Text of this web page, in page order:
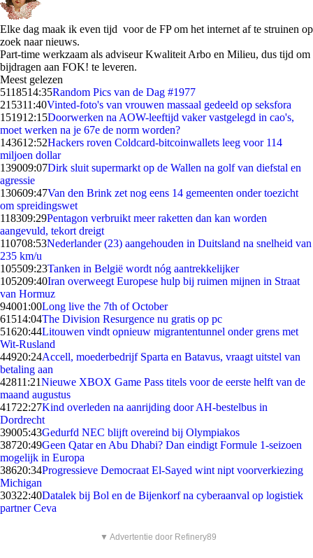
Elke dag maak ik even tijd voor de FP om het internet af te struinen op
zoek naar nieuws.
Part-time werkzaam als adviseur Kwaliteit Arbo en Milieu, dus tijd om
bijdragen aan FOK! te leveren.
Meest gelezen
5118514:35Random Pics van de Dag #1977
215311:40Vinted-foto's van vrouwen massaal gedeeld op seksfora
151912:15Doorwerken na AOW-leeftijd vaker vastgelegd in cao's,
moet werken na je 67e de norm worden?
143612:52Hackers roven Coldcard-bitcoinwallets leeg voor 114
miljoen dollar
139009:07Dirk sluit supermarkt op de Wallen na golf van diefstal en
agressie
130609:47Van den Brink zet nog eens 14 gemeenten onder toezicht
om spreidingswet
118309:29Pentagon verbruikt meer raketten dan kan worden
aangevuld, tekort dreigt
110708:53Nederlander (23) aangehouden in Duitsland na snelheid van
235 km/u
105509:23Tanken in België wordt nóg aantrekkelijker
105209:40Iran overweegt Europese hulp bij ruimen mijnen in Straat
van Hormuz
94001:00Long live the 7th of October
61514:04The Division Resurgence nu gratis op pc
51620:44Litouwen vindt opnieuw migrantentunnel onder grens met
Wit-Rusland
44920:24Accell, moederbedrijf Sparta en Batavus, vraagt uitstel van
betaling aan
42811:21Nieuwe XBOX Game Pass titels voor de eerste helft van de
maand augustus
41722:27Kind overleden na aanrijding door AH-bestelbus in
Dordrecht
39005:43Gedurfd NEC blijft overeind bij Olympiakos
38720:49Geen Qatar en Abu Dhabi? Dan eindigt Formule 1-seizoen
mogelijk in Europa
38620:34Progressieve Democraat El-Sayed wint nipt voorverkiezing
Michigan
30322:40Datalek bij Bol en de Bijenkorf na cyberaanval op logistiek
partner Ceva
▼ Advertentie door Refinery89